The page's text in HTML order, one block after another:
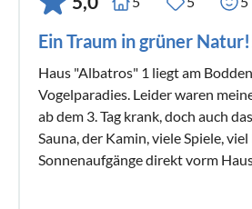
Ein Traum in grüner
Haus "Albatros" 1 liegt am
Vogelparadies. Leider waren
ab dem 3. Tag krank, doch auch
Sauna, der Kamin, viele Spiele,
Sonnenaufgänge direkt vorm